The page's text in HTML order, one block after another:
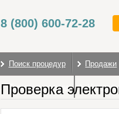
8 (800) 600-72-28
Поиск процедур Продажи
Торговые секции На
Проверка